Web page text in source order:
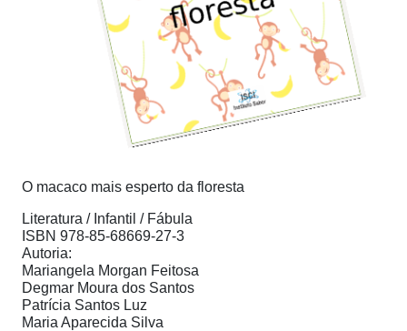
O macaco mais esperto da floresta
Literatura / Infantil / Fábula
ISBN 978-85-68669-27-3
Autoria:
Mariangela Morgan Feitosa
Degmar Moura dos Santos
Patrícia Santos Luz
Maria Aparecida Silva